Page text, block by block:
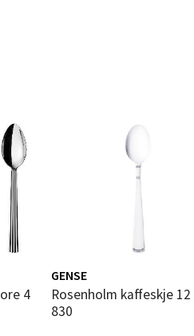
GENSE
Rosenholm kaffeskje 12 cm
830
Velg
Velg